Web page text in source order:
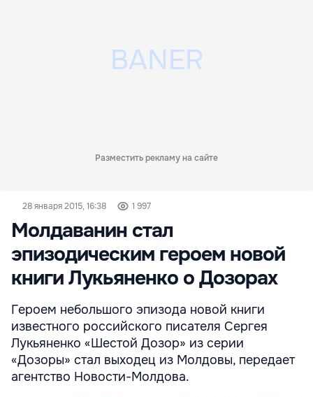
Разместить рекламу на сайте
28 января 2015, 16:38 1 997
Молдаванин стал
эпизодическим героем новой
книги Лукьяненко о Дозорах
Героем небольшого эпизода новой книги
известного российского писателя Сергея
Лукьяненко «Шестой Дозор» из серии
«Дозоры» стал выходец из Молдовы, передает
агентство Новости-Молдова.